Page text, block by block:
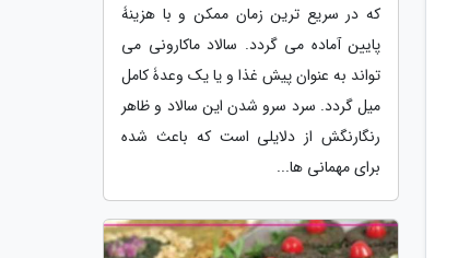
که در سریع ترین زمان ممکن و با هزینۀ
پایین آماده می گردد. سالاد ماکارونی می
تواند به عنوان پیش غذا و یا یک وعدۀ کامل
میل گردد. سرد سرو شدن این سالاد و ظاهر
رنگارنگش از دلایلی است که باعث شده
برای مهمانی ها...